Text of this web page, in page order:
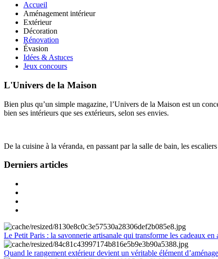
Accueil
Aménagement intérieur
Extérieur
Décoration
Rénovation
Évasion
Idées & Astuces
Jeux concours
L'Univers de la Maison
Bien plus qu’un simple magazine, l’Univers de la Maison est un
bien ses intérieurs que ses extérieurs, selon ses envies.
De la cuisine à la véranda, en passant par la salle de bain, les
Derniers articles
Le Petit Paris : la savonnerie artisanale qui transforme les cadeaux en
Quand le rangement extérieur devient un véritable élément